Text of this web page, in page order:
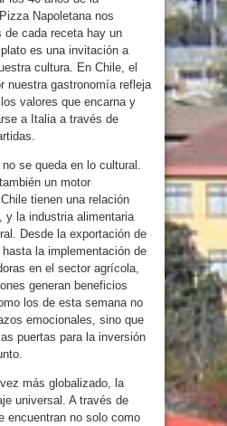
Napoletana nos
de cada receta hay un
es una invitación a
cultura. En Chile, el
nuestra gastronomía refleja
valores que encarna y
a Italia a través de
se queda en lo cultural.
un motor
tienen una relación
y la industria alimentaria
Desde la exportación de
la implementación de
en el sector agrícola,
generan beneficios
los de esta semana no
emocionales, sino que
puertas para la inversión
más globalizado, la
universal. A través de
encuentran no solo como